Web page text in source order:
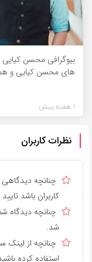
بیوگرافی محسن
های محسن کیایی و
1 هفته پیش
نظرات کاربران
چنانچه دیدگاهی
کاربران باشد
چنانچه دیدگاه
شد.
چنانچه از لینک
استفاده کرده